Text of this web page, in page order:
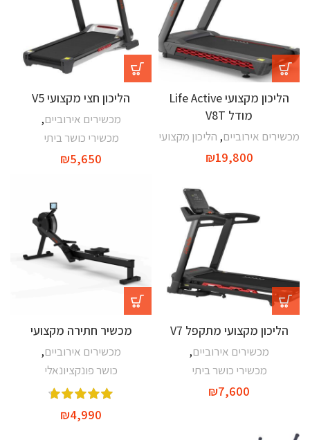
הליכון מקצועי Life Active
מודל V8T
מכשירים אירוביים, הליכון מקצועי
₪19,800
הליכון חצי מקצועי V5
מכשירים אירוביים,
מכשירי כושר ביתי
₪5,650
הליכון מקצועי מתקפל V7
מכשירים אירוביים,
מכשירי כושר ביתי
₪7,600
מכשיר חתירה מקצועי
מכשירים אירוביים,
כושר פונקציונאלי
₪4,990